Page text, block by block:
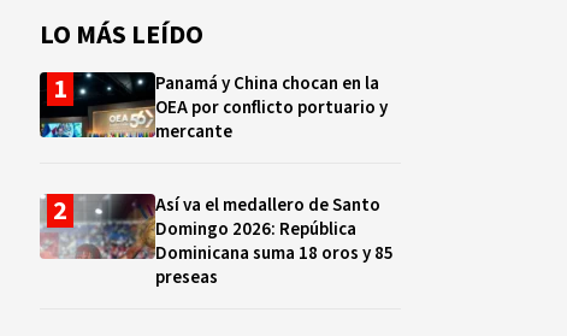
LO MÁS LEÍDO
Panamá y China chocan en la
OEA por conflicto portuario y
mercante
Así va el medallero de Santo
Domingo 2026: República
Dominicana suma 18 oros y 85
preseas